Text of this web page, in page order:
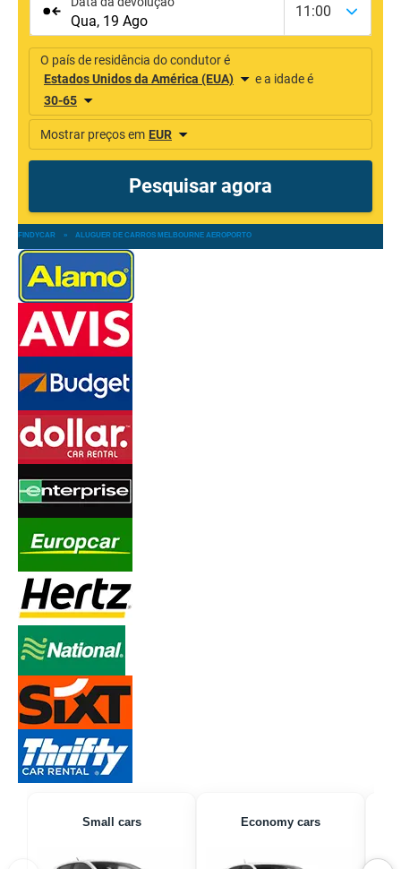
FINDYCAR » ALUGUER DE CARROS MELBOURNE AEROPORTO
Small cars Economy cars